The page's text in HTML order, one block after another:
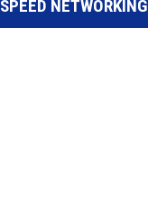
SPEED NETWORKING